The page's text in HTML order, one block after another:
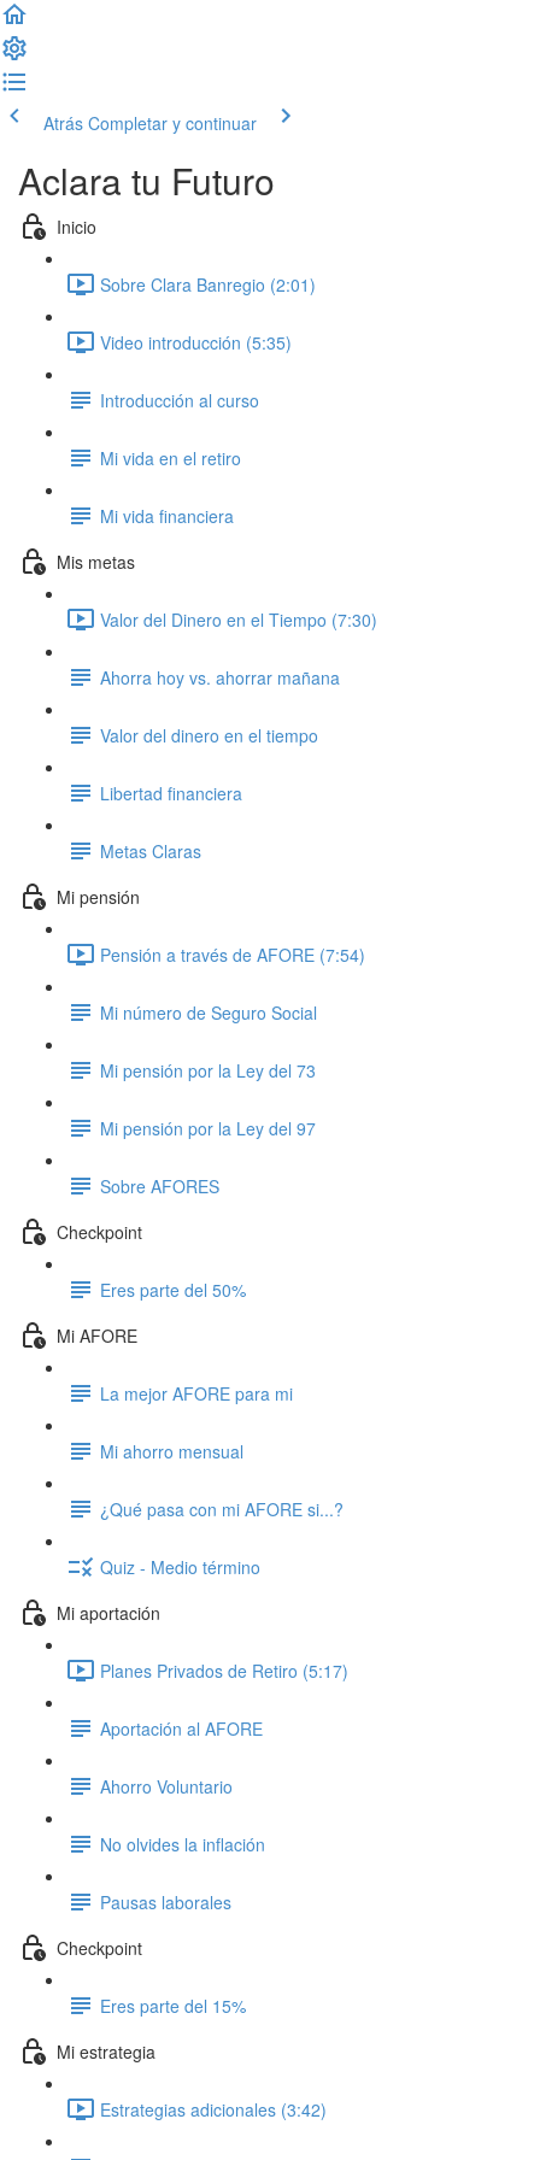
Atrás Completar y continuar
Aclara tu Futuro
Inicio
Sobre Clara Banregio (2:01)
Video introducción (5:35)
Introducción al curso
Mi vida en el retiro
Mi vida financiera
Mis metas
Valor del Dinero en el Tiempo (7:30)
Ahorra hoy vs. ahorrar mañana
Valor del dinero en el tiempo
Libertad financiera
Metas Claras
Mi pensión
Pensión a través de AFORE (7:54)
Mi número de Seguro Social
Mi pensión por la Ley del 73
Mi pensión por la Ley del 97
Sobre AFORES
Checkpoint
Eres parte del 50%
Mi AFORE
La mejor AFORE para mi
Mi ahorro mensual
¿Qué pasa con mi AFORE si...?
Quiz - Medio término
Mi aportación
Planes Privados de Retiro (5:17)
Aportación al AFORE
Ahorro Voluntario
No olvides la inflación
Pausas laborales
Checkpoint
Eres parte del 15%
Mi estrategia
Estrategias adicionales (3:42)